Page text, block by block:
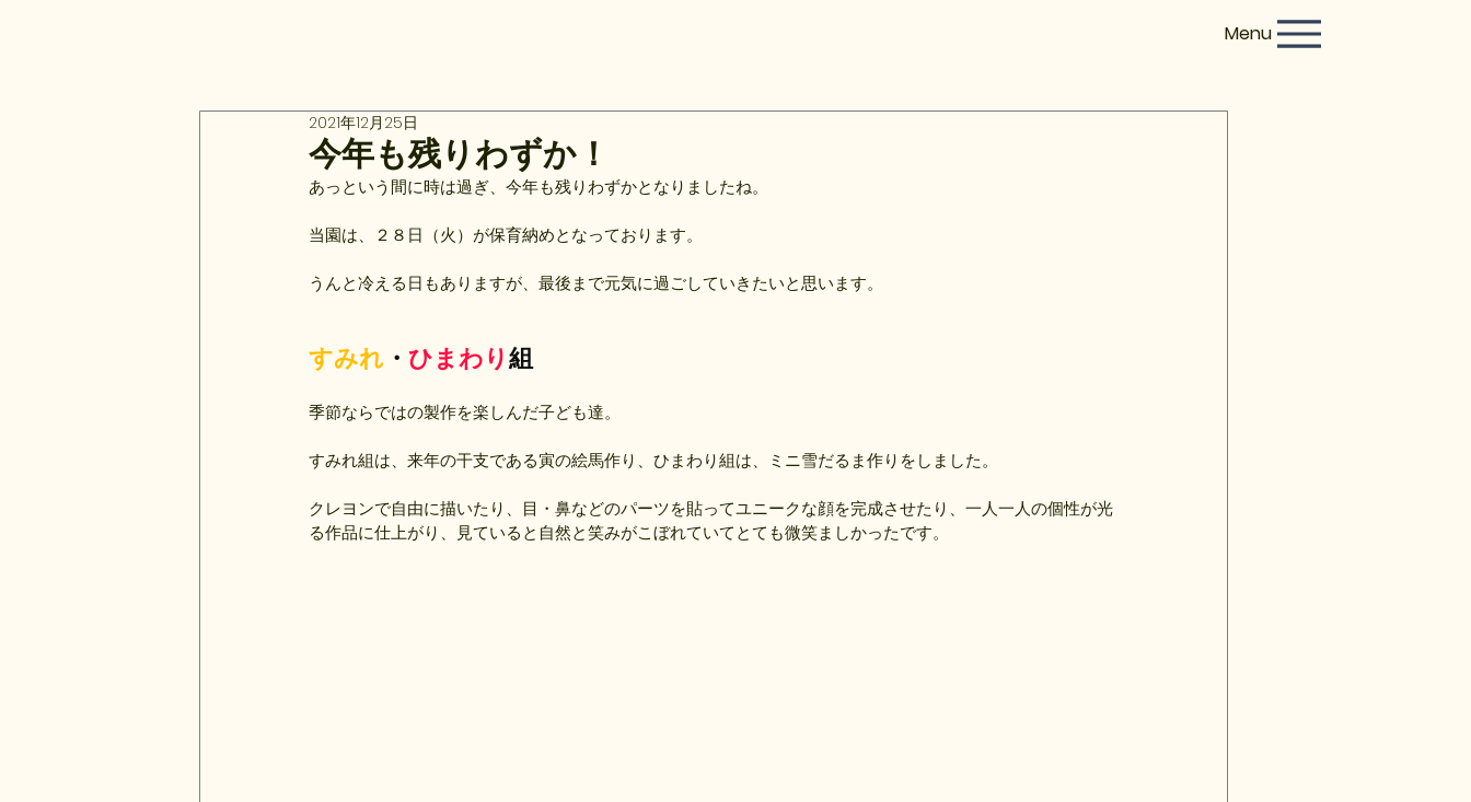
Menu
今年も残りわずか！
2021年12月25日
あっという間に時は過ぎ、今年も残りわずかとなりましたね。
当園は、２８日（火）が保育納めとなっております。
うんと冷える日もありますが、最後まで元気に過ごしていきたいと思います。
すみれ ・ ひまわり組
季節ならではの製作を楽しんだ子ども達。
すみれ組は、来年の干支である寅の絵馬作り、ひまわり組は、ミニ雪だるま作りをしました。
クレヨンで自由に描いたり、目・鼻などのパーツを貼ってユニークな顔を完成させたり、一人一人の個性が光
る作品に仕上がり、見ていると自然と笑みがこぼれていてとても微笑ましかったです。